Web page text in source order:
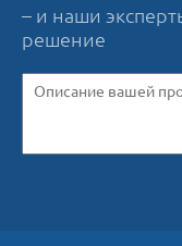
– и наши
решение